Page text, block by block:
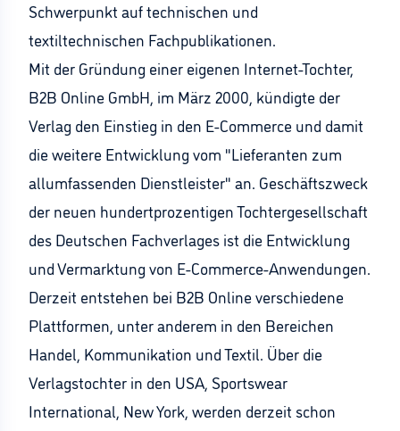
Schwerpunkt auf technischen und
textiltechnischen Fachpublikationen.
Mit der Gründung einer eigenen Internet-Tochter,
B2B Online GmbH, im März 2000, kündigte der
Verlag den Einstieg in den E-Commerce und damit
die weitere Entwicklung vom "Lieferanten zum
allumfassenden Dienstleister" an. Geschäftszweck
der neuen hundertprozentigen Tochtergesellschaft
des Deutschen Fachverlages ist die Entwicklung
und Vermarktung von E-Commerce-Anwendungen.
Derzeit entstehen bei B2B Online verschiedene
Plattformen, unter anderem in den Bereichen
Handel, Kommunikation und Textil. Über die
Verlagstochter in den USA, Sportswear
International, New York, werden derzeit schon